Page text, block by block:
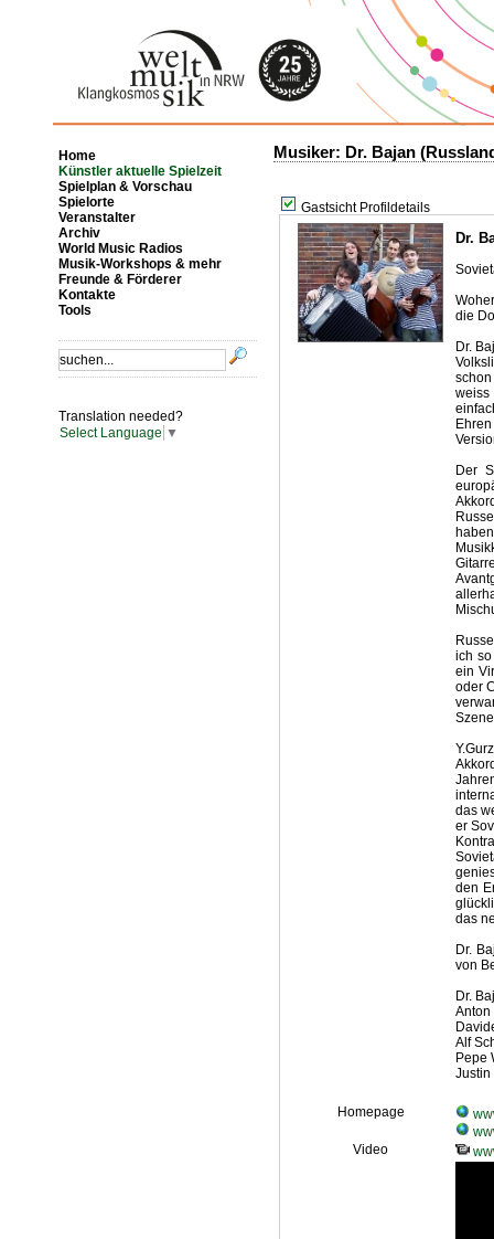
Home
Künstler aktuelle Spielzeit
Spielplan & Vorschau
Spielorte
Veranstalter
Archiv
World Music Radios
Musik-Workshops & mehr
Freunde & Förderer
Kontakte
Tools
Translation needed?
Select Language ▼
Musiker: Dr. Bajan
Gastsicht Profildetails
Dr.
die
Dr.
Der
ich
ein
oder
das
er
den
das
Dr.
von
Dr.
Anton
Alf
Pepe
Justin
Homepage
Video